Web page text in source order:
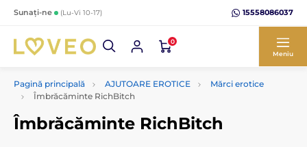
Sunați-ne (Lu-Vi 10-17) 15558086037
0
Meniu
Pagină principală AJUTOARE EROTICE
Mărci erotice
Îmbrăcăminte RichBitch
Îmbrăcăminte RichBitch